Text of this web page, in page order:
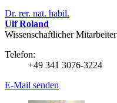
Dr. rer. nat. habil.
Ulf Roland
Wissenschaftlicher Mitarbeiter
Telefon:
+49 341 3076-3224
E-Mail senden